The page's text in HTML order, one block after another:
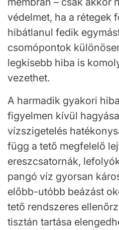
védelmet, ha a rétegek
hibátlanul fedik
csomópontok
legkisebb hiba is
vezethet.
A harmadik gyakori
figyelmen kívül
vízszigetelés
függ a tető megfelelő
ereszcsatornák,
pangó víz gyorsan
előbb-utóbb beázást
tető rendszeres
tisztán tartása